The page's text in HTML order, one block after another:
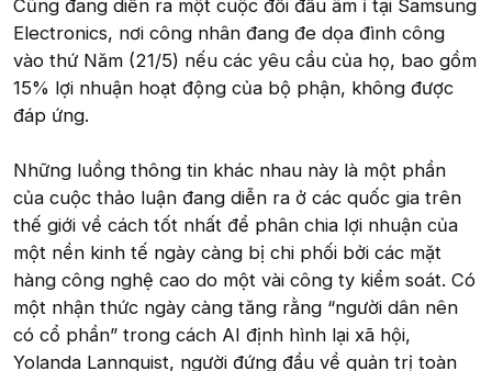
Cũng đang diễn ra một cuộc đối đầu âm ỉ tại Samsung
Electronics, nơi công nhân đang đe dọa đình công
vào thứ Năm (21/5) nếu các yêu cầu của họ, bao gồm
15% lợi nhuận hoạt động của bộ phận, không được
đáp ứng.
Những luồng thông tin khác nhau này là một phần
của cuộc thảo luận đang diễn ra ở các quốc gia trên
thế giới về cách tốt nhất để phân chia lợi nhuận của
một nền kinh tế ngày càng bị chi phối bởi các mặt
hàng công nghệ cao do một vài công ty kiểm soát. Có
một nhận thức ngày càng tăng rằng “người dân nên
có cổ phần” trong cách AI định hình lại xã hội,
Yolanda Lannquist, người đứng đầu về quản trị toàn